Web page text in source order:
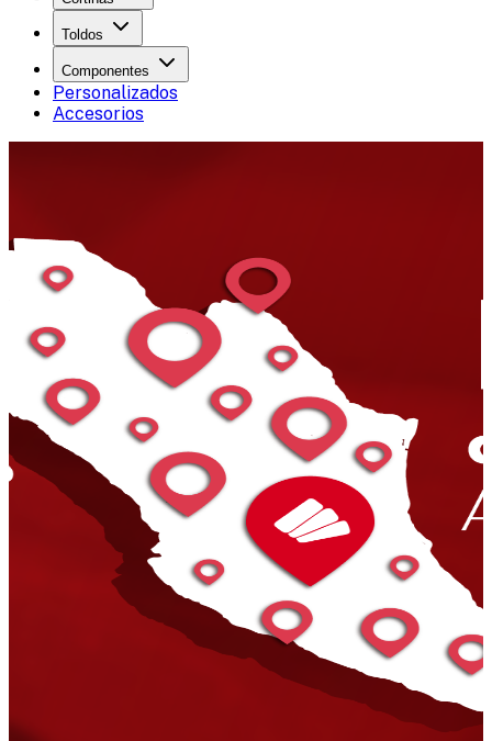
Toldos
Componentes
Personalizados
Accesorios